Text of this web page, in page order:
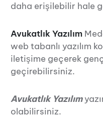
daha erişilebilir hale
Avukatlık Yazılım
web tabanlı yazılım
iletişime geçerek
geçirebilirsiniz.
Avukatlık Yazılım
olabilirsiniz.